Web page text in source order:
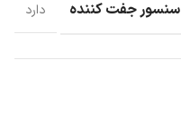
سنسور جفت کننده دارد